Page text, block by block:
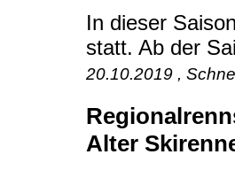
In dieser
statt. Ab der
20.10.2019 ,
Alter